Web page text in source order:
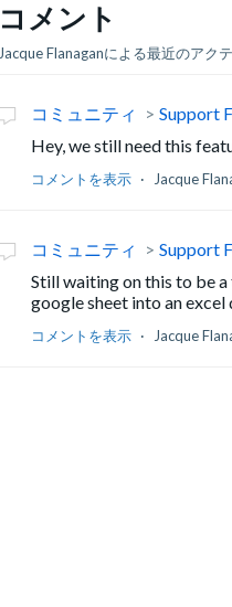
コメント
Jacque Flanaganによる最近のアク
コミュニティ Support
Hey, we still need this
コメントを表示 Jacque
コミュニティ Support
Still waiting on this to be
google sheet into an
コメントを表示 Jacque